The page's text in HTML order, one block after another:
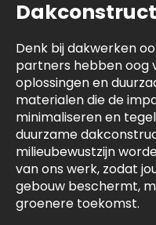
Denk bij dakwerken
partners hebben oog
oplossingen en
materialen die de
minimaliseren en
duurzame
milieubewustzijn
van ons werk, zodat
gebouw beschermt,
groenere toekomst.